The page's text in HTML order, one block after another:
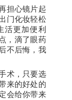
担心镜片起
门化妆轻松
活更加便利
，滴了眼药
不后悔，我
术，只要选
来的好处的
会给你带来